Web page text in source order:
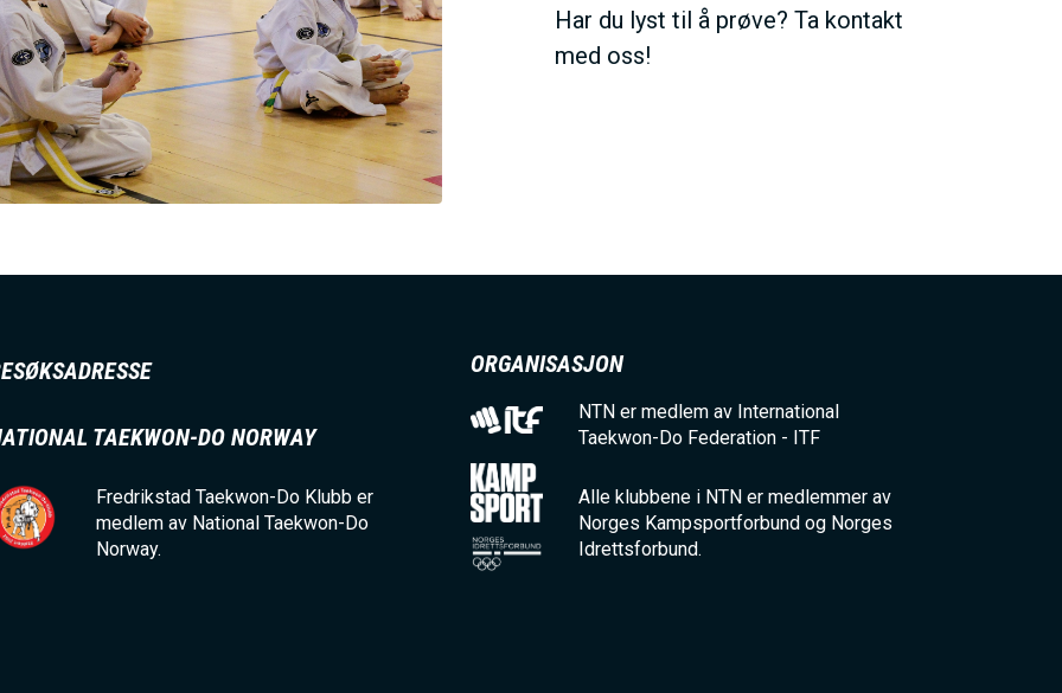
Har du lyst til å prøve? Ta kontakt
med oss!
TAEKWON-DO NORWAY
Fredrikstad Taekwon-Do Klubb er
medlem av National Taekwon-Do
Norway.
ORGANISASJON
NTN er medlem av International
Taekwon-Do Federation - ITF
Alle klubbene i NTN er medlemmer av
Norges Kampsportforbund og Norges
Idrettsforbund.